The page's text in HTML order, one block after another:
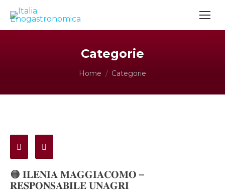
Categorie
Tu sei qui:
Home Categorie
🟠 𝐈𝐋𝐄𝐍𝐈𝐀 𝐌𝐀𝐆𝐆𝐈𝐀𝐂𝐎𝐌𝐎 –
𝐑𝐄𝐒𝐏𝐎𝐍𝐒𝐀𝐁𝐈𝐋𝐄 𝐔𝐍𝐀𝐆𝐑𝐈